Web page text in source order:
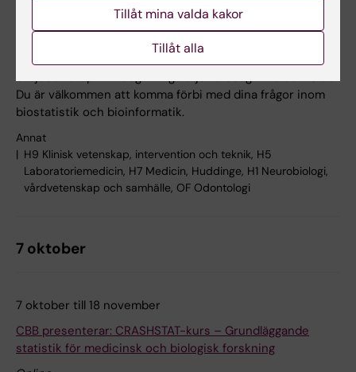
Lipid, Neo, Blickagången 16
Campus Flemingsberg
Centrum för Bioinformatik och Biostatistik (CBB)
Du är välkommen att komma förbi med dina frågor inom
biostatistik och bioinformatik.
Annat
H9 Klinisk vetenskap, intervention och teknik, H5
Laboratoriemedicin, H7 Medicin, Huddinge, H1 Neurobiologi,
vårdvetenskap och samhälle, OF Odontologi
7 oktober
7 oktober till 18 november
CBB presenterar: CRASHSTAT-kurs – Grundläggande
statistik för medicinsk och biologisk forskning
Tillåt mina valda kakor
Tillåt alla